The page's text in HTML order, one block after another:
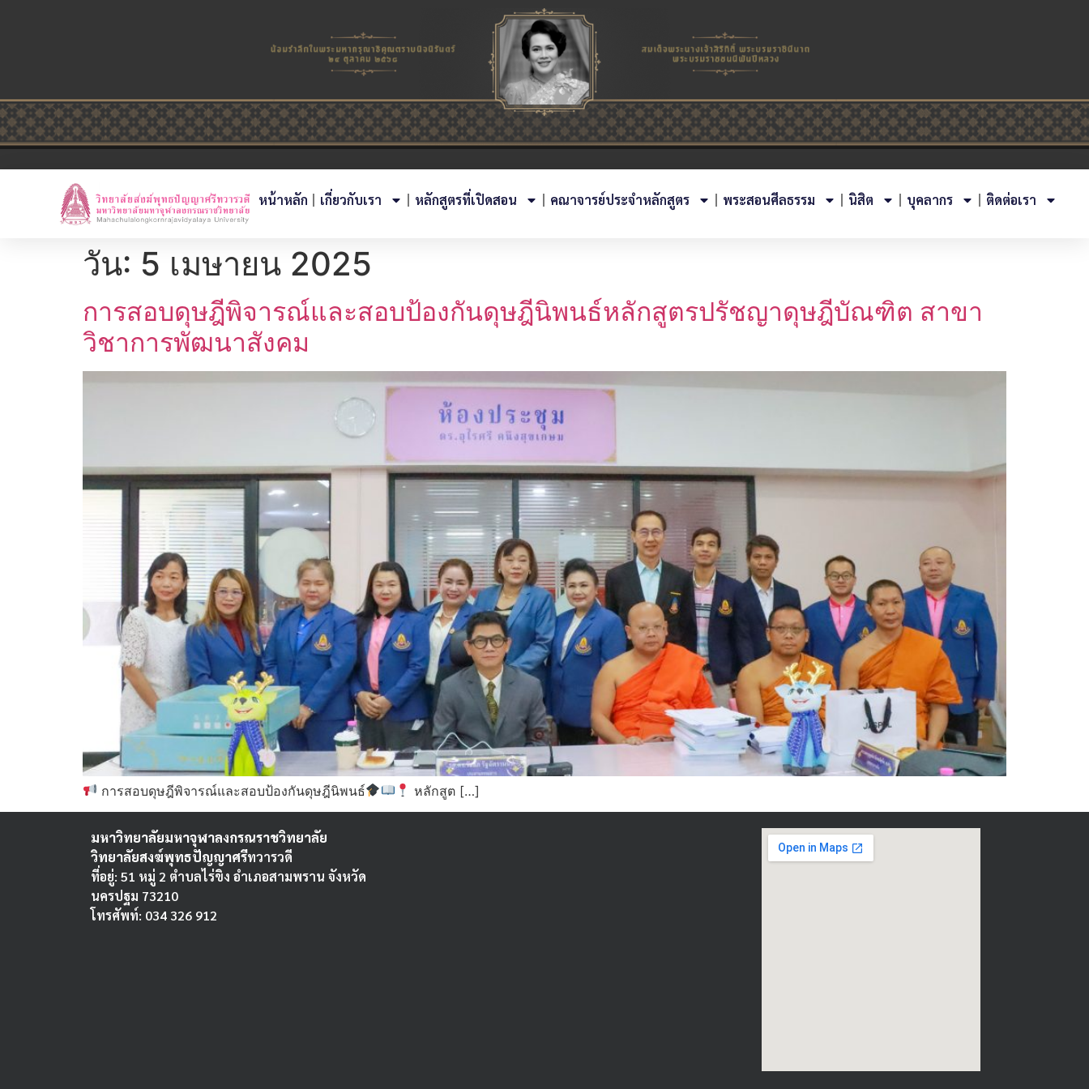
หน้าหลัก เกี่ยวกับเรา หลักสูตรที่เปิดสอน คณาจารย์ประจำหลักสูตร พระสอนศีลธรรม นิสิต บุคลากร ติดต่อเรา
วัน: 5 เมษายน 2025
การสอบดุษฎีพิจารณ์และสอบป้องกันดุษฎีนิพนธ์หลักสูตรปรัชญาดุษฎีบัณฑิต สาขา
วิชาการพัฒนาสังคม
การสอบดุษฎีพิจารณ์และสอบป้องกันดุษฎีนิพนธ์ หลักสูต […]
มหาวิทยาลัยมหาจุฬาลงกรณราชวิทยาลัย
วิทยาลัยสงฆ์พุทธปัญญาศรีทวารวดี
ที่อยู่: 51 หมู่ 2 ตำบลไร่ขิง อำเภอสามพราน จังหวัด
นครปฐม 73210
โทรศัพท์: 034 326 912